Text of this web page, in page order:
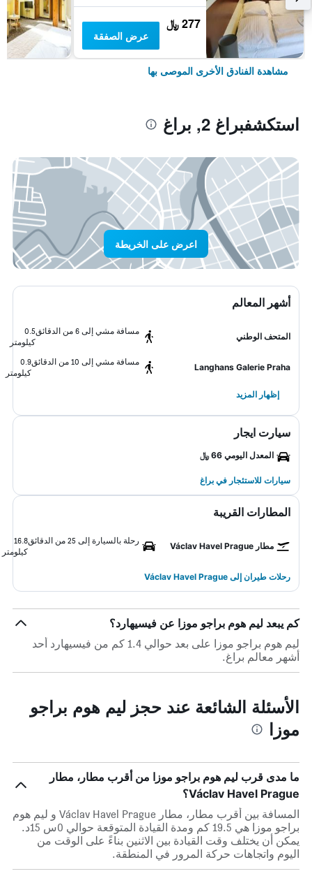
277 ﷼
عرض الصفقة
مشاهدة الفنادق الأخرى الموصى بها
استكشفبراغ 2, براغ
اعرض على الخريطة
أشهر المعالم
المتحف الوطني
مسافة مشي إلى 6 من الدقائق
0.5
كيلومتر
Langhans Galerie Praha
مسافة مشي إلى 10 من الدقائق
0.9
كيلومتر
إظهار المزيد
سيارت ايجار
المعدل اليومي 66 ﷼
سيارات للاستئجار في براغ
المطارات القريبة
مطار Václav Havel Prague
رحلة بالسيارة إلى 25 من الدقائق
16.8
كيلومتر
رحلات طيران إلى Václav Havel Prague
كم يبعد ليم هوم براجو موزا عن فيسيهارد؟
ليم هوم براجو موزا على بعد حوالي 1.4 كم من فيسيهارد أحد
أشهر معالم براغ.
الأسئلة الشائعة عند حجز ليم هوم براجو
موزا
ما مدى قرب ليم هوم براجو موزا من أقرب مطار، مطار
Václav Havel Prague؟
المسافة بين أقرب مطار، مطار Václav Havel Prague و ليم هوم
براجو موزا هي 19.5 كم ومدة القيادة المتوقعة حوالي 0س 15د.
يمكن أن يختلف وقت القيادة بين الاثنين بناءً على الوقت من
اليوم واتجاهات حركة المرور في المنطقة.